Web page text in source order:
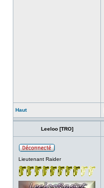
Haut
Leeloo [TRO]
Lieutenant Raider